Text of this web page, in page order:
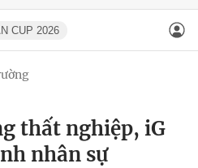
CUP 2026
thất nghiệp, iG
nhân sự